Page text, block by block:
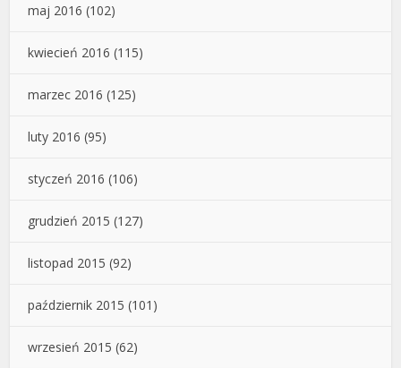
maj 2016 (102)
kwiecień 2016 (115)
marzec 2016 (125)
luty 2016 (95)
styczeń 2016 (106)
grudzień 2015 (127)
listopad 2015 (92)
październik 2015 (101)
wrzesień 2015 (62)